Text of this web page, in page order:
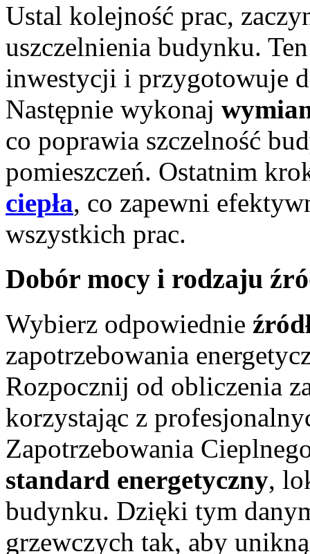
Ustal kolejność prac,
uszczelnienia budynku.
inwestycji i przygotowuje
Następnie wykonaj
co poprawia szczelność
pomieszczeń. Ostatnim
ciepła, co zapewni
wszystkich prac.
Dobór mocy i rodzaju
Wybierz odpowiednie
zapotrzebowania
Rozpocznij od obliczenia
korzystając z
Zapotrzebowania
standard energetyczny,
budynku. Dzięki tym
grzewczych tak, aby